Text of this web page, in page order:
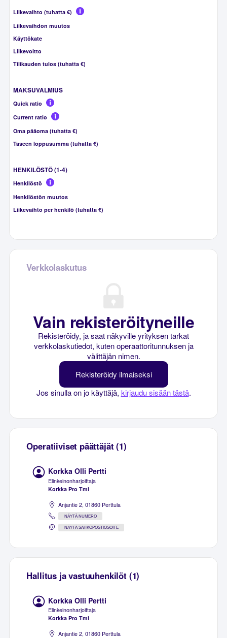
Liikevaihto (tuhatta €)
Liikevaihdon muutos
Käyttökate
Liikevoitto
Tilikauden tulos (tuhatta €)
MAKSUVALMIUS
Quick ratio
Current ratio
Oma pääoma (tuhatta €)
Taseen loppusumma (tuhatta €)
HENKILÖSTÖ (1-4)
Henkilöstö
Henkilöstön muutos
Liikevaihto per henkilö (tuhatta €)
Verkkolaskutus
Vain rekisteröityneille
Rekisteröidy, ja saat näkyville yrityksen tarkat
verkkolaskutiedot, kuten operaattoritunnuksen ja
välittäjän nimen.
Rekisteröidy ilmaiseksi
Jos sinulla on jo käyttäjä, kirjaudu sisään tästä.
Operatiiviset päättäjät (1)
Korkka Olli Pertti
Elinkeinonharjoittaja
Korkka Pro Tmi
Anjantie 2, 01860 Perttula
NÄYTÄ NUMERO
NÄYTÄ SÄHKÖPOSTIOSOITE
Hallitus ja vastuuhenkilöt (1)
Korkka Olli Pertti
Elinkeinonharjoittaja
Korkka Pro Tmi
Anjantie 2, 01860 Perttula